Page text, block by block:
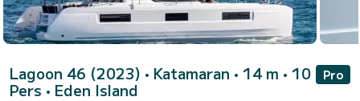
Lagoon 46 (2023) • Katamaran • 14 m • 10
Pers • Eden Island
Pro